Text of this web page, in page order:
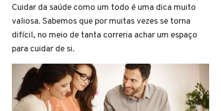
Cuidar da saúde como um todo é uma dica muito
valiosa. Sabemos que por muitas vezes se torna
difícil, no meio de tanta correria achar um espaço
para cuidar de si.